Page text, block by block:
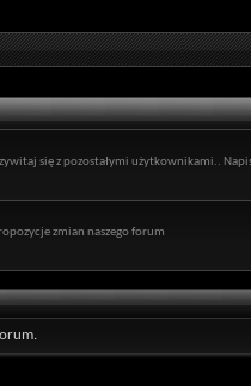
się z pozostałymi użytkownikami..
zmian naszego forum